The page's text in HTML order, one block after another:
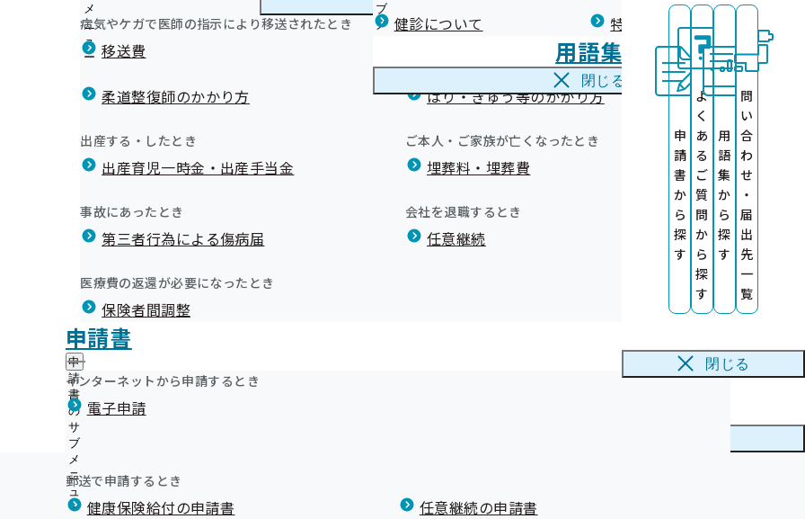
メ
ニ
ュ
ー
病気やケガで医師の指示により移送されたとき
移送費
海外で急な病気にかかり治療を受けたとき
柔道整復師のかかり方 はり・きゅう等のかかり方
出産する・したとき
出産育児一時金・出産手当金
ご本人・ご家族が亡くなったとき
埋葬料・埋葬費
事故にあったとき
第三者行為による傷病届
会社を退職するとき
任意継続
医療費の返還が必要になったとき
保険者間調整
申請書
申
請
書
の
サ
ブ
メ
ニ
ュ
ー
インターネットから申請するとき
電子申請
郵送で申請するとき
健康保険給付の申請書 任意継続の申請書
ュ
ブ
メ 健診について 特定保健指導について
用語集
閉じる
申
請
書
か
ら
探
す
よ
く
あ
る
ご
質
問
か
ら
探
す
用
語
集
か
ら
探
す
問
い
合
わ
せ
・
届
出
先
一
覧
閉じる
岩手支部の健診・保健指導のご案内
岩
の
生活習慣病予防健診のご案内（加入者ご本人様）
集合バス健診のご案内
特定健康診査のご案内（ご家族）
集団健診のご案内（ご家族）
まちかど健診のご案内（ご家族）
定期健康診断（事業者健診）結果の提供にご協力をお願いします
定期健康診断(事業者健診)結果データを作成いただける健診機関を募集
特定保健指導の外部委託について
健診実施機関一覧等
康
健康保険委員のページへようこそ
令和7年度健康保険委員オンライン研修会について
令和6年度健康保険委員表彰伝達式を開催しました
健康づくり
ます
【いわて健康経営宣言】インセンティブ付与事業にかかる事業者の公募
について
【いわて健康経営宣言】いわて健康経営宣言事業所専用サイト
重症化予防対策事業について
いわて健康経営アワード2024 受賞事業所が決定しました
重症化予防における健診事後の状況確認のお願い
重症化予防事業（未治療者に対する受診勧奨業務）の外部委託について
推定塩分摂取量測定のご案内
野菜摂取度測定器貸出事業のご案内
令和8年度 職場のヘルスアップサポート事業について！
岩手支部 第3期保健事業実施計画（データヘルス計画）
令和7年度 電話による「いわて健康経営宣言」新規登録勧奨業務の外部
委託について
こども健康教育事業について
身体の健康、お口から 歯科健診のお知らせ
第12回 協会けんぽ川柳コンクール作品募集！
岩手支部からのお知らせ（納入告知書同封リーフレット）
申請書等は電子申請または郵送で提出できます
協会けんぽ岩手支部公式LINE
インセンティブ（報奨金）制度について
任意継続健康保険の資格喪失通知書について
メールマガジン
統計情報
岩手支部について
所在地・連絡先
調達情報
採用情報
個人情報保護
地方自治体及び関係団体との連携協定
情報公開
評議会
事務処理誤り
リンク集
ライン研修会について
研修会